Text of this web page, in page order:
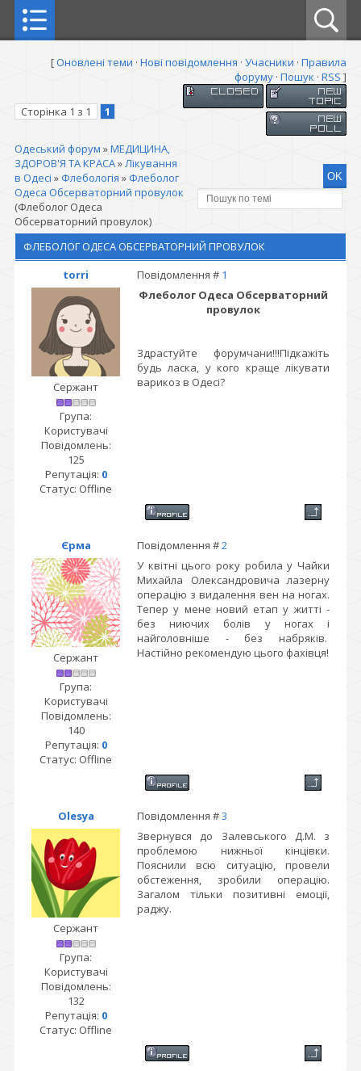
[Оновлені теми · Нові повідомлення · Учасники · Правила
форуму · Пошук · RSS ]
Сторінка 1 з 1 1
Одеський форум »МЕДИЦИНА,
ЗДОРОВ'Я ТА КРАСА»Лікування
в Одесі » Флебологія » Флеболог
Одеса Обсерваторний провулок
(Флеболог Одеса
Обсерваторний провулок)
ФЛЕБОЛОГ ОДЕСА ОБСЕРВАТОРНИЙ ПРОВУЛОК
torri
Повідомлення # 1
Сержант
Група:
Користувачі
Повідомлень:
125
Репутація: 0
Статус: Offline
Флеболог Одеса Обсерваторний
провулок
Здрастуйте форумчани!!!Підкажіть
будь ласка, у кого краще лікувати
варикоз в Одесі?
Єрма Повідомлення #2
Сержант
Група:
Користувачі
Повідомлень:
140
Репутація: 0
Статус: Offline
У квітні цього року робила у Чайки
Михайла Олександровича лазерну
операцію з видалення вен на ногах.
Тепер у мене новий етап у житті -
без ниючих болів у ногах і
найголовніше - без набряків.
Настійно рекомендую цього фахівця!
Olesya Повідомлення #3
Сержант
Група:
Користувачі
Повідомлень:
132
Репутація: 0
Статус: Offline
Звернувся до Залевського Д.М. з
проблемою нижньої кінцівки.
Пояснили всю ситуацію, провели
обстеження, зробили операцію.
Загалом тільки позитивні емоції,
раджу.